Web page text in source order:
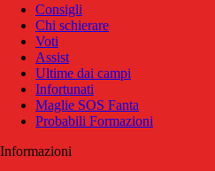
Consigli
Chi schierare
Voti
Assist
Ultime dai campi
Infortunati
Maglie SOS Fanta
Probabili Formazioni
Informazioni